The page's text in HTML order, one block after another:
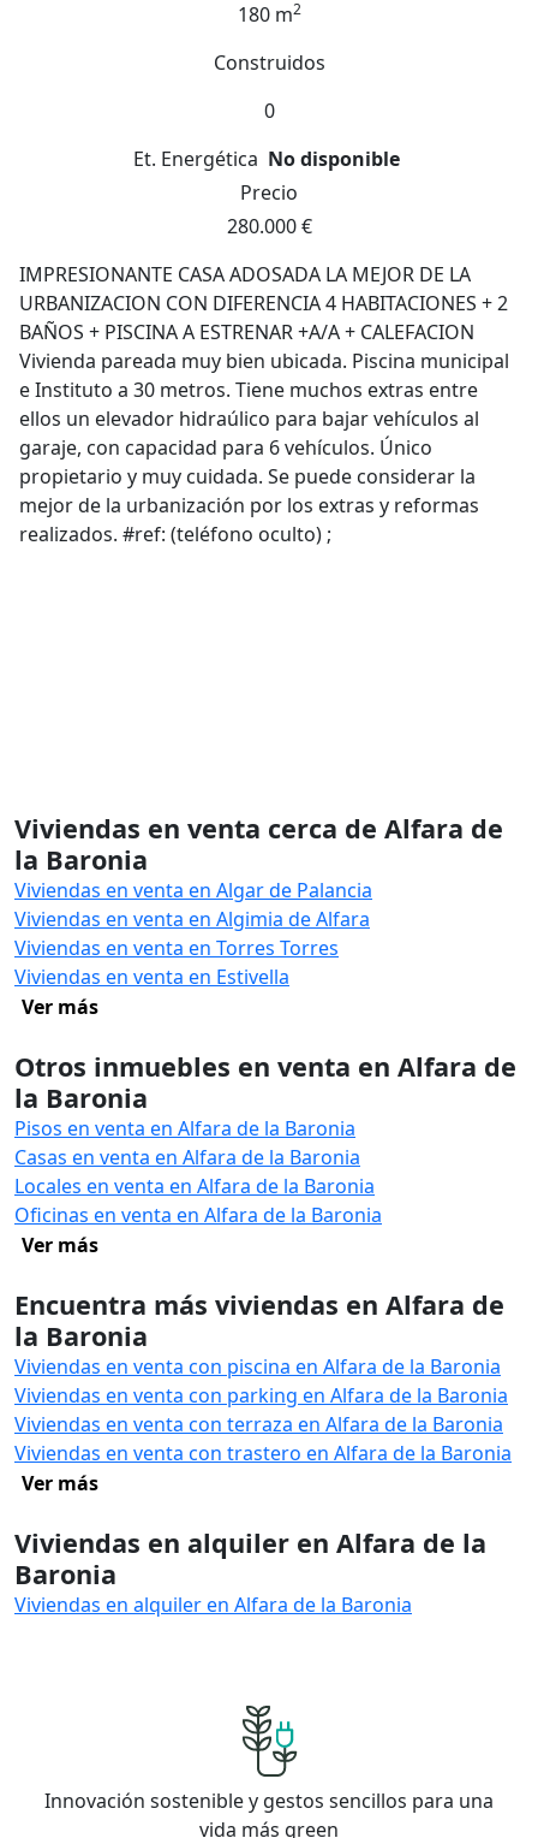
180 m2
Construidos
0
Et. Energética No disponible
Precio
280.000 €
IMPRESIONANTE CASA ADOSADA LA MEJOR DE LA
URBANIZACION CON DIFERENCIA 4 HABITACIONES + 2
BAÑOS + PISCINA A ESTRENAR +A/A + CALEFACION
Vivienda pareada muy bien ubicada. Piscina municipal
e Instituto a 30 metros. Tiene muchos extras entre
ellos un elevador hidraúlico para bajar vehículos al
garaje, con capacidad para 6 vehículos. Único
propietario y muy cuidada. Se puede considerar la
mejor de la urbanización por los extras y reformas
realizados. #ref: (teléfono oculto) ;
Viviendas en venta cerca de Alfara de
la Baronia
Viviendas en venta en Algar de Palancia
Viviendas en venta en Algimia de Alfara
Viviendas en venta en Torres Torres
Viviendas en venta en Estivella
Ver más
Otros inmuebles en venta en Alfara de
la Baronia
Pisos en venta en Alfara de la Baronia
Casas en venta en Alfara de la Baronia
Locales en venta en Alfara de la Baronia
Oficinas en venta en Alfara de la Baronia
Ver más
Encuentra más viviendas en Alfara de
la Baronia
Viviendas en venta con piscina en Alfara de la Baronia
Viviendas en venta con parking en Alfara de la Baronia
Viviendas en venta con terraza en Alfara de la Baronia
Viviendas en venta con trastero en Alfara de la Baronia
Ver más
Viviendas en alquiler en Alfara de la
Baronia
Viviendas en alquiler en Alfara de la Baronia
Innovación sostenible y gestos sencillos para una
vida más green